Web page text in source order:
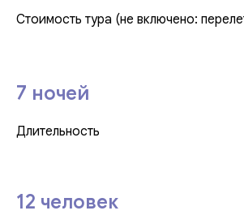
Стоимость тура (не включено:
7 ночей
Длительность
12 человек